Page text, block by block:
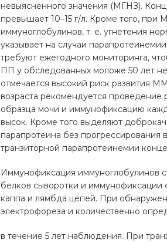
невыясненного значения (МГНЗ).
превышает 10–15 г/л. Кроме того,
иммуноглобулинов, т. е. угнетения
указывает на случаи
требуют ежегодного мониторинга,
ПП у обследованных моложе 50 лет
отмечается высокий риск развития
возраста рекомендуется
образца мочи и иммунофиксацию
высок. Кроме того выделяют
парапротеина без
транзиторной парапротеинемии
Иммунофиксация иммуноглобулинов
белков сыворотки и иммунофиксации
каппа и лямбда цепей. При
электрофореза и количественно
в течение 5 лет наблюдения. При